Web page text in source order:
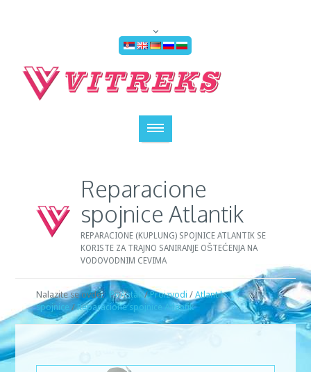
Reparacione
spojnice Atlantik
REPARACIONE (KUPLUNG) SPOJNICE ATLANTIK SE
KORISTE ZA TRAJNO SANIRANJE OŠTEĆENJA NA
VODOVODNIM CEVIMA
Nalazite se ovde:PoÄetak/Proizvodi /Atlantik
spojnice /Reparacione spojnice Atlantik